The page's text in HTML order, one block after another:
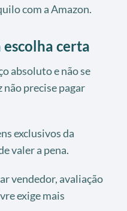
com a Amazon.
escolha certa
absoluto e não se
precise pagar
exclusivos da
valer a pena.
vendedor, avaliação
exige mais